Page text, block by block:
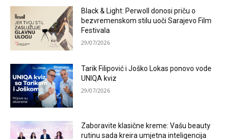
Black & Light: Perwoll donosi priču o
bezvremenskom stilu uoči Sarajevo Film
Festivala
29/07/2026
Tarik Filipović i Joško Lokas ponovo vode
UNIQA kviz
29/07/2026
Zaboravite klasične kreme: Vašu beauty
rutinu sada kreira umjetna inteligencija